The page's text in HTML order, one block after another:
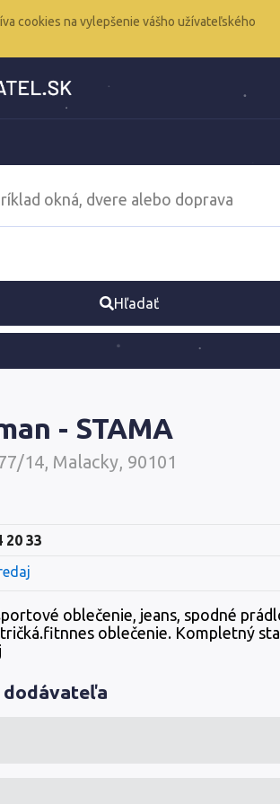
cookies na vylepšenie vášho užívateľského
Hľadať
- STAMA
14, Malacky, 90101
20 33
oblečenie, jeans, spodné
oblečenie. Kompletný